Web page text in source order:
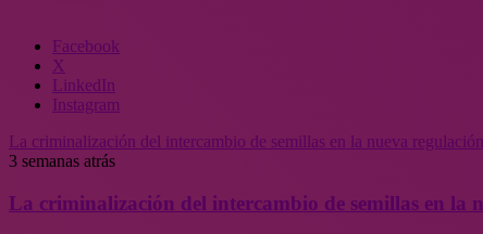
Facebook
X
LinkedIn
Instagram
La criminalización del intercambio de semillas en la nueva
3 semanas atrás
La criminalización del intercambio de semillas en la